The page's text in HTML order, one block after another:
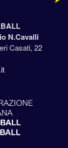
N.Cavalli
Casati, 22